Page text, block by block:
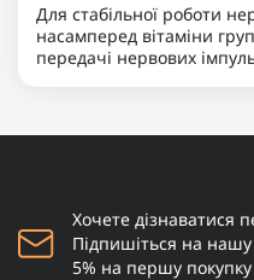
Для стабільної роботи
насамперед вітаміни
передачі нервових
Хочете дізнаватися
Підпишіться на
5% на першу покупку